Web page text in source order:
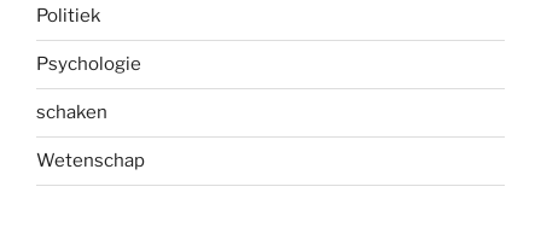
Politiek
Psychologie
schaken
Wetenschap